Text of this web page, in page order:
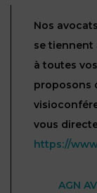
Nos
se
à toutes
proposons
vous
https://
AGN